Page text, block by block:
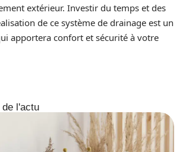
extérieur. Investir du temps et des
de ce système de drainage est un
apportera confort et sécurité à votre
l'actu